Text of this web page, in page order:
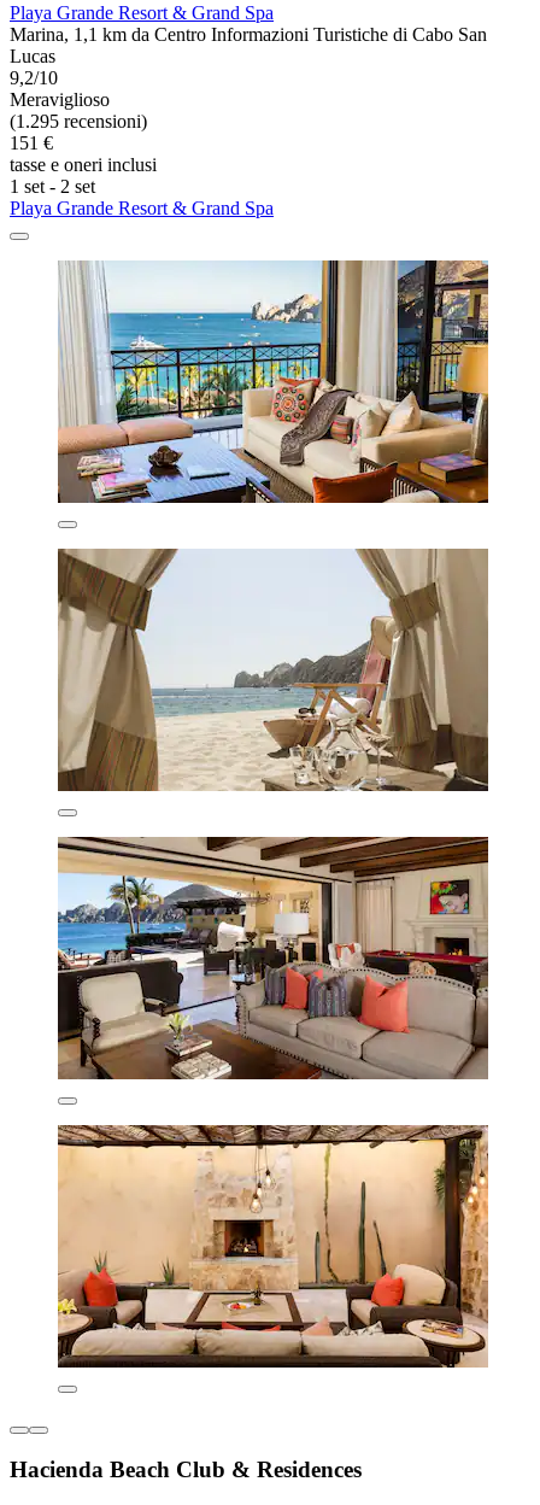
Playa Grande Resort & Grand Spa
Marina, 1,1 km da Centro Informazioni Turistiche di Cabo San
Lucas
9,2/10
Meraviglioso
(1.295 recensioni)
151 €
tasse e oneri inclusi
1 set - 2 set
Playa Grande Resort & Grand Spa
Hacienda Beach Club & Residences